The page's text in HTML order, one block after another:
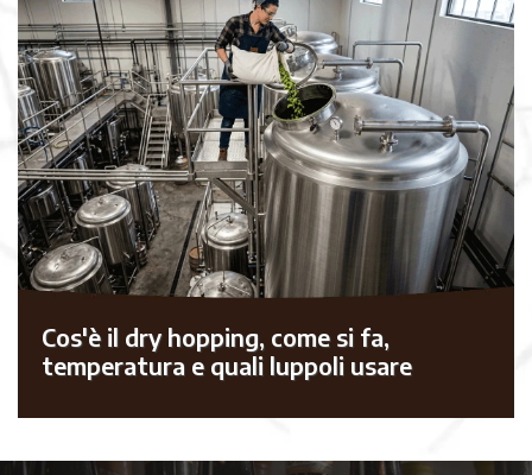
Cos'è il dry hopping, come si fa,
temperatura e quali luppoli usare